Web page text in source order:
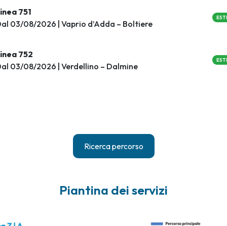
751
03/08/2026 | Vaprio d’Adda – Boltiere
752
03/08/2026 | Verdellino – Dalmine
Ricerca percorso
Piantina dei servizi